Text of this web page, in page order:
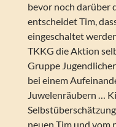
bevor noch darüber
entscheidet Tim,
eingeschaltet
TKKG die Aktion
Gruppe
bei einem
Juwelenräubern …
neuen Tim und vom